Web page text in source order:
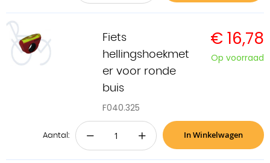
Fiets
hellingshoekmet
er voor ronde
buis
F040.325
€ 16,78
Op voorraad
Aantal: − + In Winkelwagen